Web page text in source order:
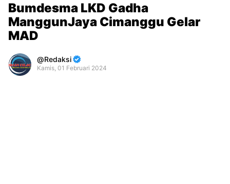
Bumdesma LKD Gadha
ManggunJaya Cimanggu Gelar
MAD
Redaksi
Kamis, 01 Februari 2024